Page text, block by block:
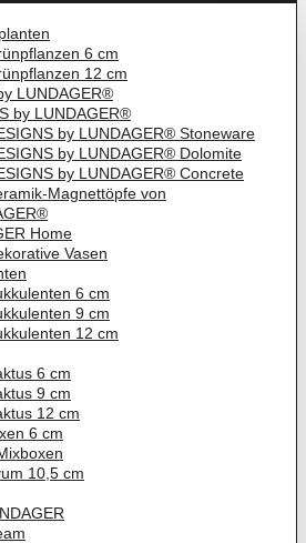
6 cm
12 cm
LUNDAGER®
by LUNDAGER®
by LUNDAGER® Stoneware
by LUNDAGER® Dolomite
by LUNDAGER® Concrete
Magnettöpfe von
Home
Vasen
6 cm
9 cm
12 cm
6 cm
9 cm
12 cm
6 cm
10,5 cm